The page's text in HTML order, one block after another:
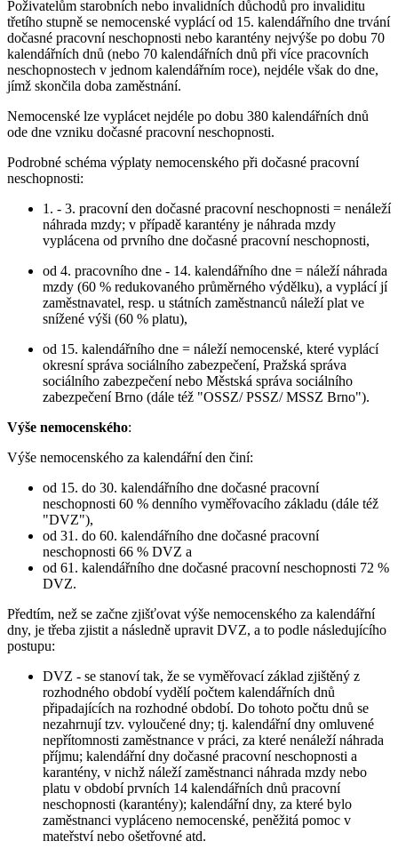
Poživatelům starobních nebo invalidních důchodů pro invaliditu
třetího stupně se nemocenské vyplácí od 15. kalendářního dne trvání
dočasné pracovní neschopnosti nebo karantény nejvýše po dobu 70
kalendářních dnů (nebo 70 kalendářních dnů při více pracovních
neschopnostech v jednom kalendářním roce), nejdéle však do dne,
jímž skončila doba zaměstnání.
Nemocenské lze vyplácet nejdéle po dobu 380 kalendářních dnů
ode dne vzniku dočasné pracovní neschopnosti.
Podrobné schéma výplaty nemocenského při dočasné pracovní
neschopnosti:
1. - 3. pracovní den dočasné pracovní neschopnosti = nenáleží
náhrada mzdy; v případě karantény je náhrada mzdy
vyplácena od prvního dne dočasné pracovní neschopnosti,
od 4. pracovního dne - 14. kalendářního dne = náleží náhrada
mzdy (60 % redukovaného průměrného výdělku), a vyplácí jí
zaměstnavatel, resp. u státních zaměstnanců náleží plat ve
snížené výši (60 % platu),
od 15. kalendářního dne = náleží nemocenské, které vyplácí
okresní správa sociálního zabezpečení, Pražská správa
sociálního zabezpečení nebo Městská správa sociálního
zabezpečení Brno (dále též "OSSZ/ PSSZ/ MSSZ Brno").
Výše nemocenského:
Výše nemocenského za kalendářní den činí:
od 15. do 30. kalendářního dne dočasné pracovní
neschopnosti 60 % denního vyměřovacího základu (dále též
"DVZ"),
od 31. do 60. kalendářního dne dočasné pracovní
neschopnosti 66 % DVZ a
od 61. kalendářního dne dočasné pracovní neschopnosti 72 %
DVZ.
Předtím, než se začne zjišťovat výše nemocenského za kalendářní
dny, je třeba zjistit a následně upravit DVZ, a to podle následujícího
postupu:
DVZ - se stanoví tak, že se vyměřovací základ zjištěný z
rozhodného období vydělí počtem kalendářních dnů
připadajících na rozhodné období. Do tohoto počtu dnů se
nezahrnují tzv. vyloučené dny; tj. kalendářní dny omluvené
nepřítomnosti zaměstnance v práci, za které nenáleží náhrada
příjmu; kalendářní dny dočasné pracovní neschopnosti a
karantény, v nichž náleží zaměstnanci náhrada mzdy nebo
platu v období prvních 14 kalendářních dnů pracovní
neschopnosti (karantény); kalendářní dny, za které bylo
zaměstnanci vypláceno nemocenské, peněžitá pomoc v
mateřství nebo ošetřovné atd.